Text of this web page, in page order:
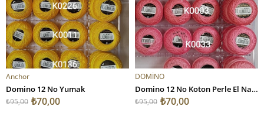
SEPETE EKLE
Anchor
Domino 12 No Yumak
₺70,00
₺95,00
SEPETE EKLE
DOMİNO
Domino 12 No Koton Perle El Nakış İpliği V1
₺70,00
₺95,00